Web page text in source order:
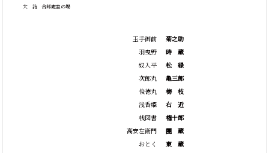
大 詰
合邦庵室の場
玉手御前
羽曳野
奴入平
次郎丸
俊徳丸
浅香姫
桟図書
高安左衛門
おとく
菊之助
時
蔵
松
緑
亀三郎
梅
枝
右
近
権十郎
團
蔵
東
蔵